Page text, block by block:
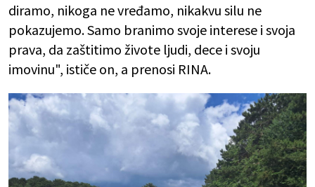
diramo, nikoga ne vređamo, nikakvu silu ne
pokazujemo. Samo branimo svoje interese i svoja
prava, da zaštitimo živote ljudi, dece i svoju
imovinu", ističe on, a prenosi RINA.